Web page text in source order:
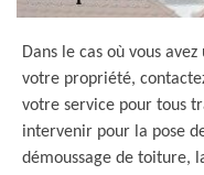
Dans le cas où vous
votre propriété,
votre service pour tous
intervenir pour la pose
démoussage de toiture,